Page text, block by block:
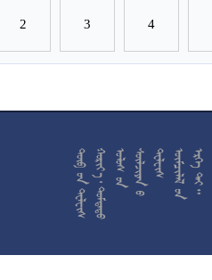
2 3 4










































































































